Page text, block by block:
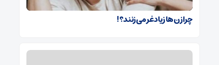
چرا زن‌ها زیاد غر می‌زنند؟!